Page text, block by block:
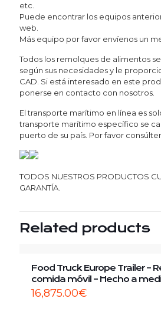
etc.
Puede encontrar los equipos
web.
Más equipo por favor envíenos un
Todos los remolques de alimentos
según sus necesidades y le
CAD. Si está interesado en este
ponerse en contacto con nosotros.
El transporte marítimo en línea es
transporte marítimo específico se
puerto de su país. Por favor
TODOS NUESTROS PRODUCTOS
GARANTÍA.
Related products
Food Truck Europe Trailer –
comida móvil – Hecho a
16,875.00€